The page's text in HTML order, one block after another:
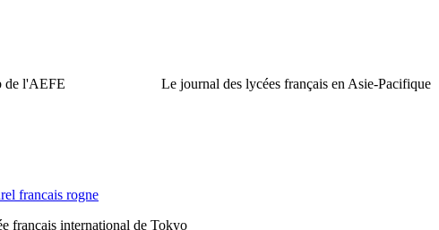
de l'AEFE Le journal des lycées français en Asie-Pacifique
français international de Tokyo